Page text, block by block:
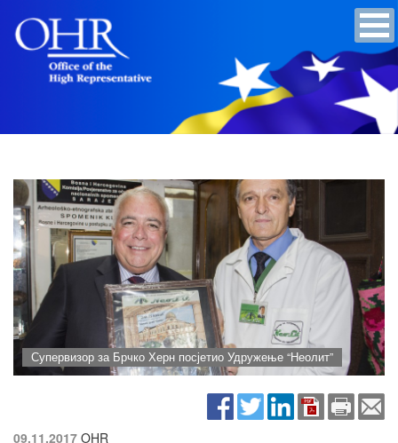
Супервизор за Брчко Херн посјетио Удружење “Неолит”
09.11.2017 OHR